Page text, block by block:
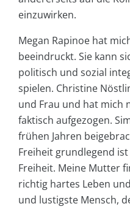
einzuwirken.
Megan Rapinoe hat
beeindruckt. Sie kann
politisch und sozial
spielen. Christine
und Frau und hat mich
faktisch aufgezogen.
frühen Jahren
Freiheit grundlegend
Freiheit. Meine Mutter
richtig hartes Leben
und lustigste Mensch,